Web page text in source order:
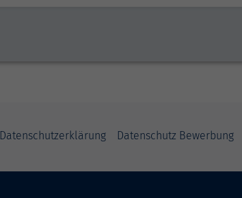
Datenschutzerklärung Datenschutz Bewerbung